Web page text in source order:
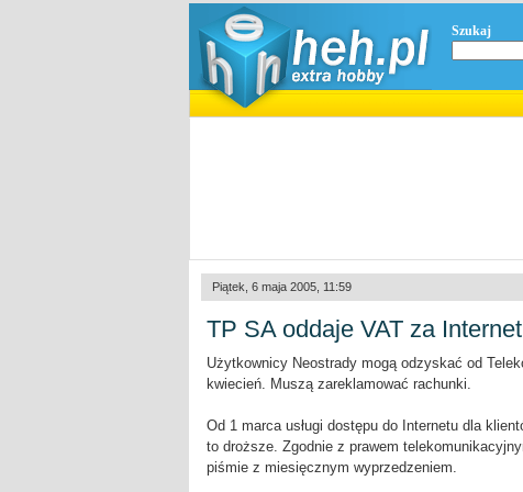
Szukaj
Piątek, 6 maja 2005, 11:59
TP SA oddaje VAT za Internet
Użytkownicy Neostrady mogą odzyskać od
kwiecień. Muszą zareklamować rachunki.
Od 1 marca usługi dostępu do Internetu dla
to droższe. Zgodnie z prawem
piśmie z miesięcznym wyprzedzeniem.